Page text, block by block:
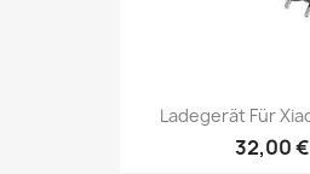
Ladegerät Für
32,00 €